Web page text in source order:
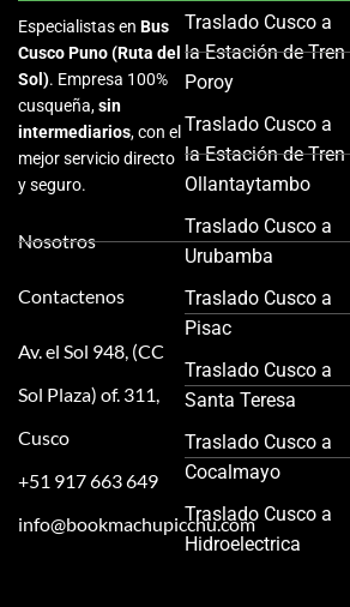
Especialistas en Bus
Cusco Puno (Ruta del
Sol). Empresa 100%
cusqueña,sin
intermediarios, con el
mejor servicio directo
y seguro.
Nosotros
Contactenos
Av. el Sol 948, (CC
Sol Plaza) of. 311,
Cusco
+51 917 663 649
info@bookmachupicchu.com
Traslado Cusco a
la Estación de Tren
Poroy
Traslado Cusco a
la Estación de Tren
Ollantaytambo
Traslado Cusco a
Urubamba
Traslado Cusco a
Pisac
Traslado Cusco a
Santa Teresa
Traslado Cusco a
Cocalmayo
Traslado Cusco a
Hidroelectrica